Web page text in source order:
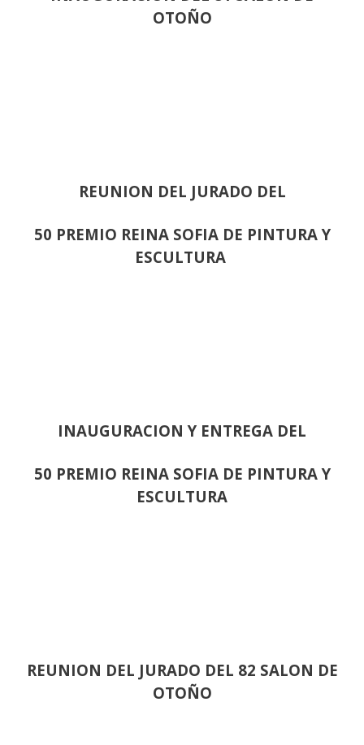
OTOÑO
REUNION DEL JURADO DEL
50 PREMIO REINA SOFIA DE PINTURA Y
ESCULTURA
INAUGURACION Y ENTREGA DEL
50 PREMIO REINA SOFIA DE PINTURA Y
ESCULTURA
REUNION DEL JURADO DEL 82 SALON DE
OTOÑO